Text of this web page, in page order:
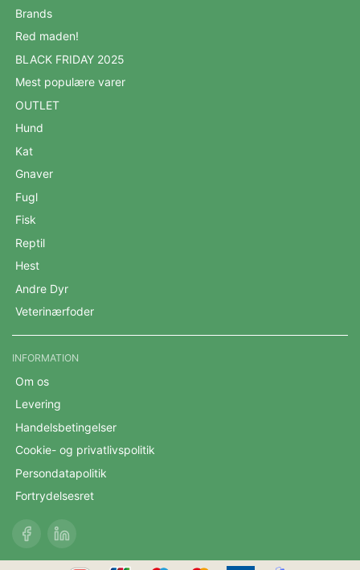
Brands
Red maden!
BLACK FRIDAY 2025
Mest populære varer
OUTLET
Hund
Kat
Gnaver
Fugl
Fisk
Reptil
Hest
Andre Dyr
Veterinærfoder
INFORMATION
Om os
Levering
Handelsbetingelser
Cookie- og privatlivspolitik
Persondatapolitik
Fortrydelsesret